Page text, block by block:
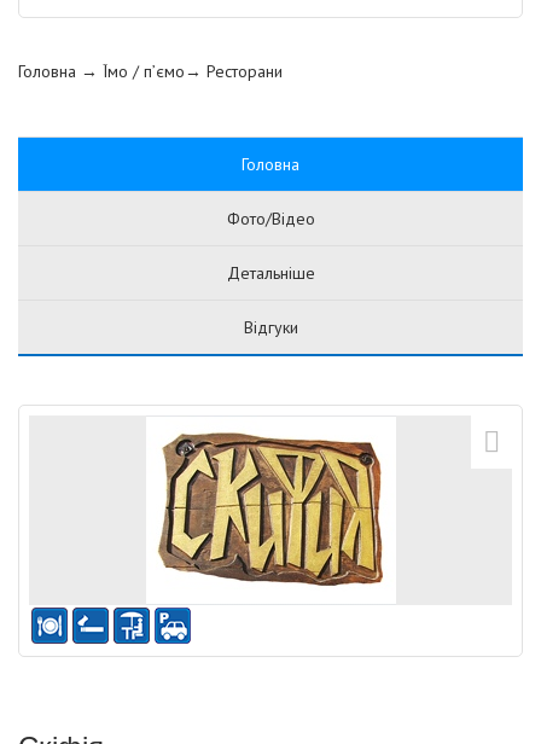
Головна → Їмо / п’ємо→ Ресторани
Головна
Фото/Відео
Детальніше
Відгуки